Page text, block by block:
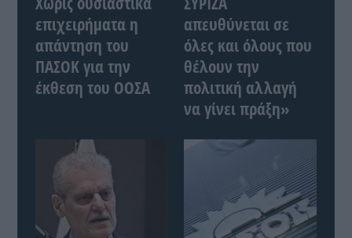
επιχειρήματα η
απάντηση του
ΠΑΣΟΚ για την
έκθεση του ΟΟΣΑ
απευθύνεται σε
όλες και όλους που
θέλουν την
πολιτική αλλαγή
να γίνει πράξη»